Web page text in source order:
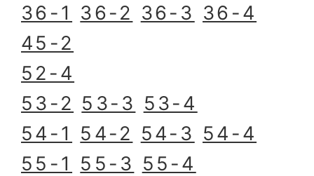
36-1
36-2 36-3 36-4
45-2
52-4
53-2 53-3 53-4
54-1
54-2 54-3 54-4
55-1
55-3 55-4